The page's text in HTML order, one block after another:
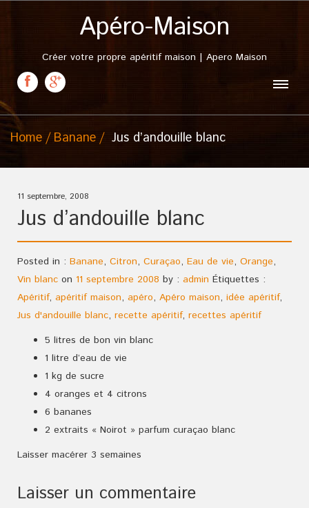
Apéro-Maison
Créer votre propre apéritif maison | Apero Maison
Home Banane Jus d’andouille blanc
11 septembre, 2008
Jus d’andouille blanc
Posted in : Banane, Citron, Curaçao, Eau de vie, Orange,
Vin blanc on 11 septembre 2008 by : admin Étiquettes :
Apéritif, apéritif maison, apéro, Apéro maison, idée apéritif,
Jus d'andouille blanc, recette apéritif, recettes apéritif
5 litres de bon vin blanc
1 litre d’eau de vie
1 kg de sucre
4 oranges et 4 citrons
6 bananes
2 extraits « Noirot » parfum curaçao blanc
Laisser macérer 3 semaines
Laisser un commentaire